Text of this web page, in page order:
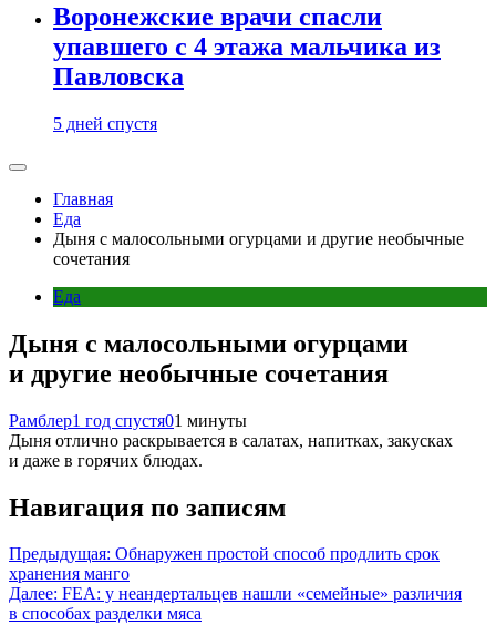
Воронежские врачи спасли
упавшего с 4 этажа мальчика из
Павловска
5 дней спустя
Главная
Еда
Дыня с малосольными огурцами и другие необычные
сочетания
Еда
Дыня с малосольными огурцами
и другие необычные сочетания
Рамблер1 год спустя01 минуты
Дыня отлично раскрывается в салатах, напитках, закусках
и даже в горячих блюдах.
Навигация по записям
Предыдущая: Обнаружен простой способ продлить срок
хранения манго
Далее: FEA: у неандертальцев нашли «семейные» различия
в способах разделки мяса